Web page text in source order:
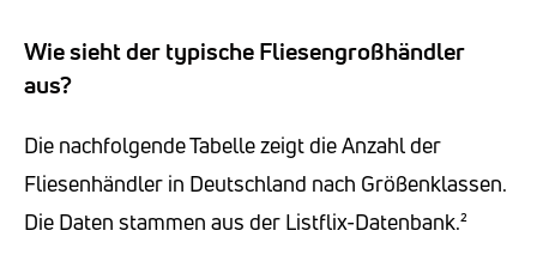
Wie sieht der typische Fliesengroßhändler
aus?
Die nachfolgende Tabelle zeigt die Anzahl der
Fliesenhändler in Deutschland nach Größenklassen.
Die Daten stammen aus der Listflix-Datenbank.²